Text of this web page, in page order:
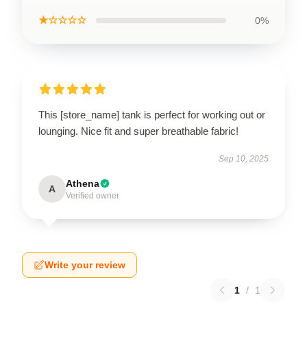
★☆☆☆☆ 0%
This [store_name] tank is perfect for working out or
lounging. Nice fit and super breathable fabric!
Sep 10, 2025
A Athena
Verified owner
Write your review
1 / 1